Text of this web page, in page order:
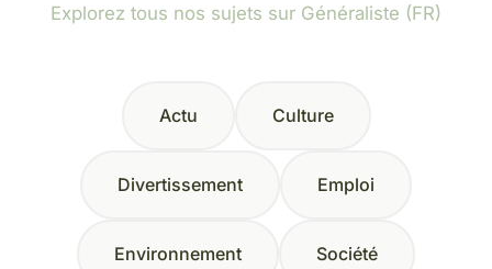
Explorez tous nos sujets sur Généraliste (FR)
Actu Culture
Divertissement Emploi
Environnement Société